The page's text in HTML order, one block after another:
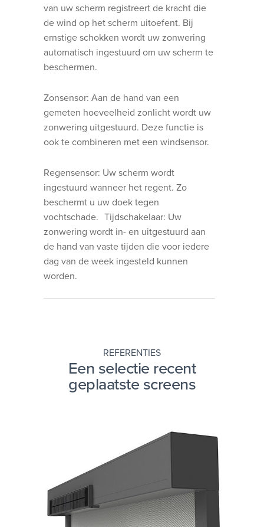
van uw scherm registreert de kracht die
de wind op het scherm uitoefent. Bij
ernstige schokken wordt uw zonwering
automatisch ingestuurd om uw scherm te
beschermen.
Zonsensor: Aan de hand van een
gemeten hoeveelheid zonlicht wordt uw
zonwering uitgestuurd. Deze functie is
ook te combineren met een windsensor.
Regensensor: Uw scherm wordt
ingestuurd wanneer het regent. Zo
beschermt u uw doek tegen
vochtschade. Tijdschakelaar: Uw
zonwering wordt in- en uitgestuurd aan
de hand van vaste tijden die voor iedere
dag van de week ingesteld kunnen
worden.
REFERENTIES
Een selectie recent
geplaatste screens